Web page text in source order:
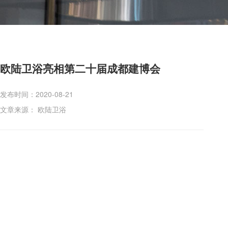
欧陆卫浴亮相第二十届成都建博会
发布时间：2020-08-21
文章来源： 欧陆卫浴